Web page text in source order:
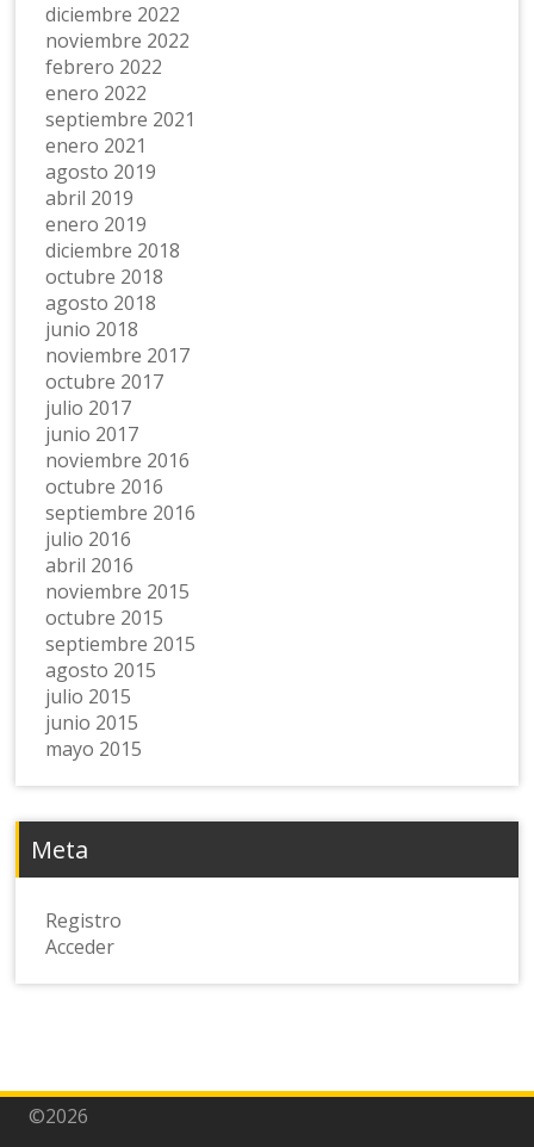
diciembre 2022
noviembre 2022
febrero 2022
enero 2022
septiembre 2021
enero 2021
agosto 2019
abril 2019
enero 2019
diciembre 2018
octubre 2018
agosto 2018
junio 2018
noviembre 2017
octubre 2017
julio 2017
junio 2017
noviembre 2016
octubre 2016
septiembre 2016
julio 2016
abril 2016
noviembre 2015
octubre 2015
septiembre 2015
agosto 2015
julio 2015
junio 2015
mayo 2015
Meta
Registro
Acceder
©2026